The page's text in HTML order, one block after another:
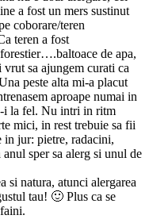
a fost un mers sustinut
coborare/teren
teren a fost
de apa,
sa ajungem curati ca
peste alta mi-a placut
aproape numai in
la fel. Nu intri in ritm
mici, in rest trebuie sa fii
in jur: pietre, radacini,
sper sa alerg si unul de
si natura, atunci alergarea
tau! 🙂 Plus ca se